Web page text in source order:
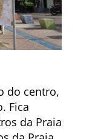
do centro,
Fica
da Praia